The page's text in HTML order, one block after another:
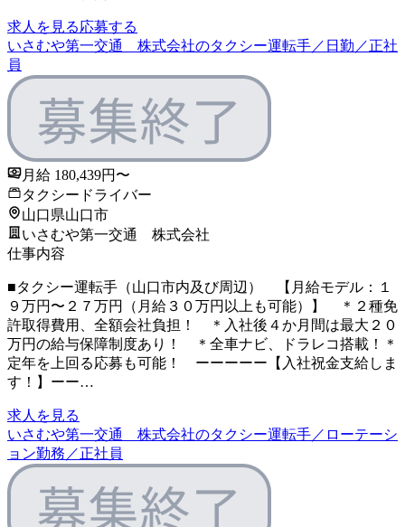
求人を見る応募する
いさむや第一交通 株式会社のタクシー運転手／日勤／正社
員
月給 180,439円〜
タクシードライバー
山口県山口市
いさむや第一交通 株式会社
仕事内容
■タクシー運転手（山口市内及び周辺） 【月給モデル：１
９万円〜２７万円（月給３０万円以上も可能）】 ＊２種免
許取得費用、全額会社負担！ ＊入社後４か月間は最大２０
万円の給与保障制度あり！ ＊全車ナビ、ドラレコ搭載！＊
定年を上回る応募も可能！ ーーーーー【入社祝金支給しま
す！】ーー…
求人を見る
いさむや第一交通 株式会社のタクシー運転手／ローテーシ
ョン勤務／正社員